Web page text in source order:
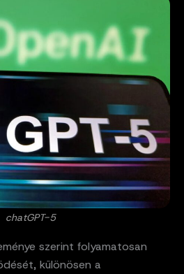
chatGPT-5
szerint folyamatosan
különösen a